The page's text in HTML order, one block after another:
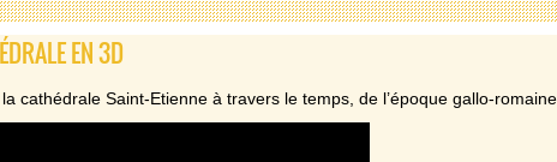
EN 3D
cathédrale Saint-Etienne à travers le temps, de l’époque gallo-